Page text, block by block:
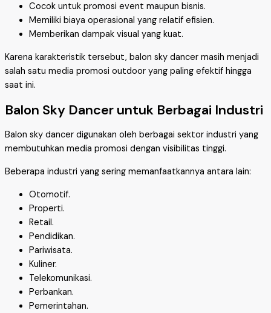
Cocok untuk promosi event maupun bisnis.
Memiliki biaya operasional yang relatif efisien.
Memberikan dampak visual yang kuat.
Karena karakteristik tersebut, balon sky dancer masih menjadi
salah satu media promosi outdoor yang paling efektif hingga
saat ini.
Balon Sky Dancer untuk Berbagai Industri
Balon sky dancer digunakan oleh berbagai sektor industri yang
membutuhkan media promosi dengan visibilitas tinggi.
Beberapa industri yang sering memanfaatkannya antara lain:
Otomotif.
Properti.
Retail.
Pendidikan.
Pariwisata.
Kuliner.
Telekomunikasi.
Perbankan.
Pemerintahan.